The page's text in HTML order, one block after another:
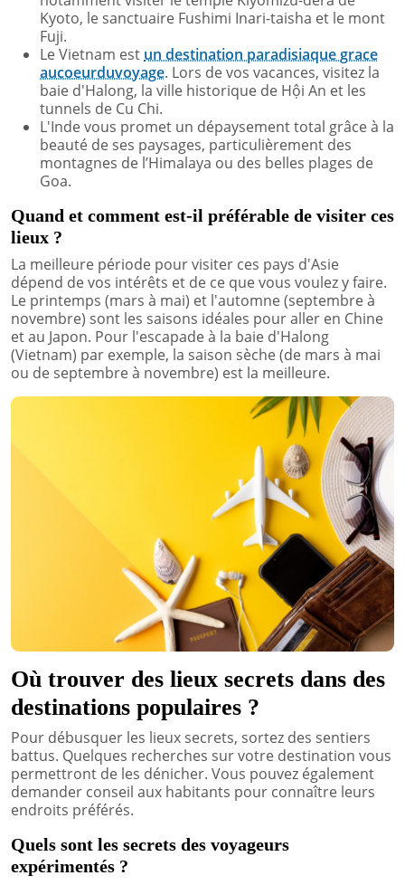
Kyoto, le sanctuaire Fushimi Inari-taisha et le mont
Fuji.
Le Vietnam est un destination paradisiaque grace
aucoeurduvoyage. Lors de vos vacances, visitez la
baie d'Halong, la ville historique de Hội An et les
tunnels de Cu Chi.
L'Inde vous promet un dépaysement total grâce à la
beauté de ses paysages, particulièrement des
montagnes de l’Himalaya ou des belles plages de
Goa.
Quand et comment est-il préférable de visiter ces
lieux ?
La meilleure période pour visiter ces pays d'Asie
dépend de vos intérêts et de ce que vous voulez y faire.
Le printemps (mars à mai) et l'automne (septembre à
novembre) sont les saisons idéales pour aller en Chine
et au Japon. Pour l'escapade à la baie d'Halong
(Vietnam) par exemple, la saison sèche (de mars à mai
ou de septembre à novembre) est la meilleure.
Où trouver des lieux secrets dans des
destinations populaires ?
Pour débusquer les lieux secrets, sortez des sentiers
battus. Quelques recherches sur votre destination vous
permettront de les dénicher. Vous pouvez également
demander conseil aux habitants pour connaître leurs
endroits préférés.
Quels sont les secrets des voyageurs
expérimentés ?